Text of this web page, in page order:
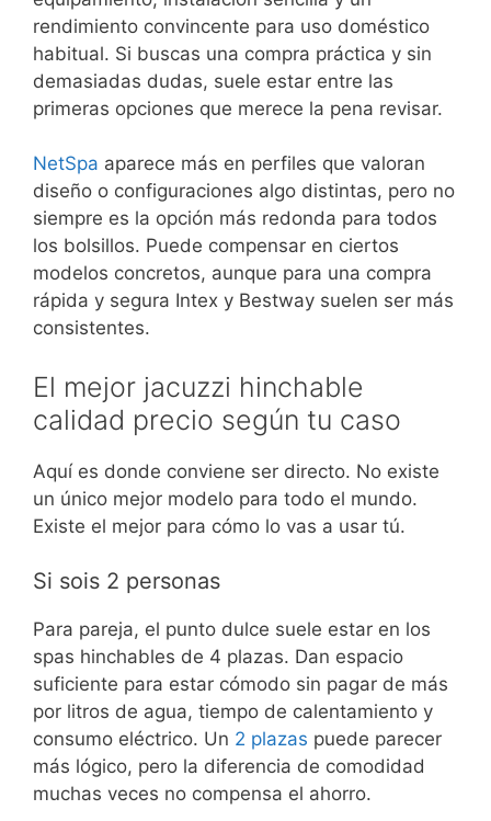
rendimiento convincente para uso doméstico
habitual. Si buscas una compra práctica y sin
demasiadas dudas, suele estar entre las
primeras opciones que merece la pena revisar.
NetSpa aparece más en perfiles que valoran
diseño o configuraciones algo distintas, pero no
siempre es la opción más redonda para todos
los bolsillos. Puede compensar en ciertos
modelos concretos, aunque para una compra
rápida y segura Intex y Bestway suelen ser más
consistentes.
El mejor jacuzzi hinchable
calidad precio según tu caso
Aquí es donde conviene ser directo. No existe
un único mejor modelo para todo el mundo.
Existe el mejor para cómo lo vas a usar tú.
Si sois 2 personas
Para pareja, el punto dulce suele estar en los
spas hinchables de 4 plazas. Dan espacio
suficiente para estar cómodo sin pagar de más
por litros de agua, tiempo de calentamiento y
consumo eléctrico. Un 2 plazas puede parecer
más lógico, pero la diferencia de comodidad
muchas veces no compensa el ahorro.